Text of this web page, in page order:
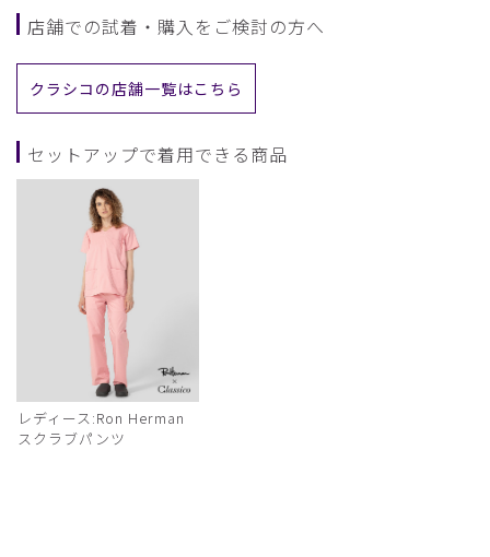
店舗での試着・購入をご検討の方へ
クラシコの店舗一覧はこちら
セットアップで着用できる商品
レディース:Ron Herman
スクラブパンツ